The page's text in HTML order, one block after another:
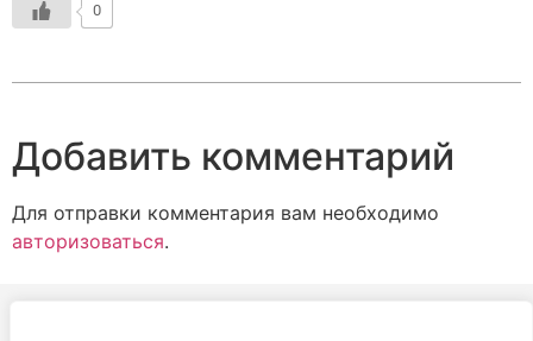
0
Добавить комментарий
Для отправки комментария вам необходимо
авторизоваться.